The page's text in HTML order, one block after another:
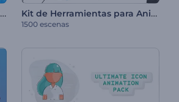
Kit de Herramientas - Video Explicativo Moderno Kit de Herramientas para Animación de Pizarra
1500 escenas